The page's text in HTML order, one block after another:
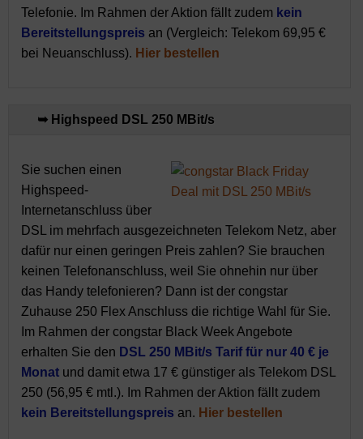
Telefonie. Im Rahmen der Aktion fällt zudem kein
Bereitstellungspreis an (Vergleich: Telekom 69,95 €
bei Neuanschluss). Hier bestellen
➥ Highspeed DSL 250 MBit/s
Sie suchen einen
Highspeed-
Internetanschluss über
DSL im mehrfach ausgezeichneten Telekom Netz, aber
dafür nur einen geringen Preis zahlen? Sie brauchen
keinen Telefonanschluss, weil Sie ohnehin nur über
das Handy telefonieren? Dann ist der congstar
Zuhause 250 Flex Anschluss die richtige Wahl für Sie.
Im Rahmen der congstar Black Week Angebote
erhalten Sie den DSL 250 MBit/s Tarif für nur 40 € je
Monat und damit etwa 17 € günstiger als Telekom DSL
250 (56,95 € mtl.). Im Rahmen der Aktion fällt zudem
kein Bereitstellungspreis an. Hier bestellen